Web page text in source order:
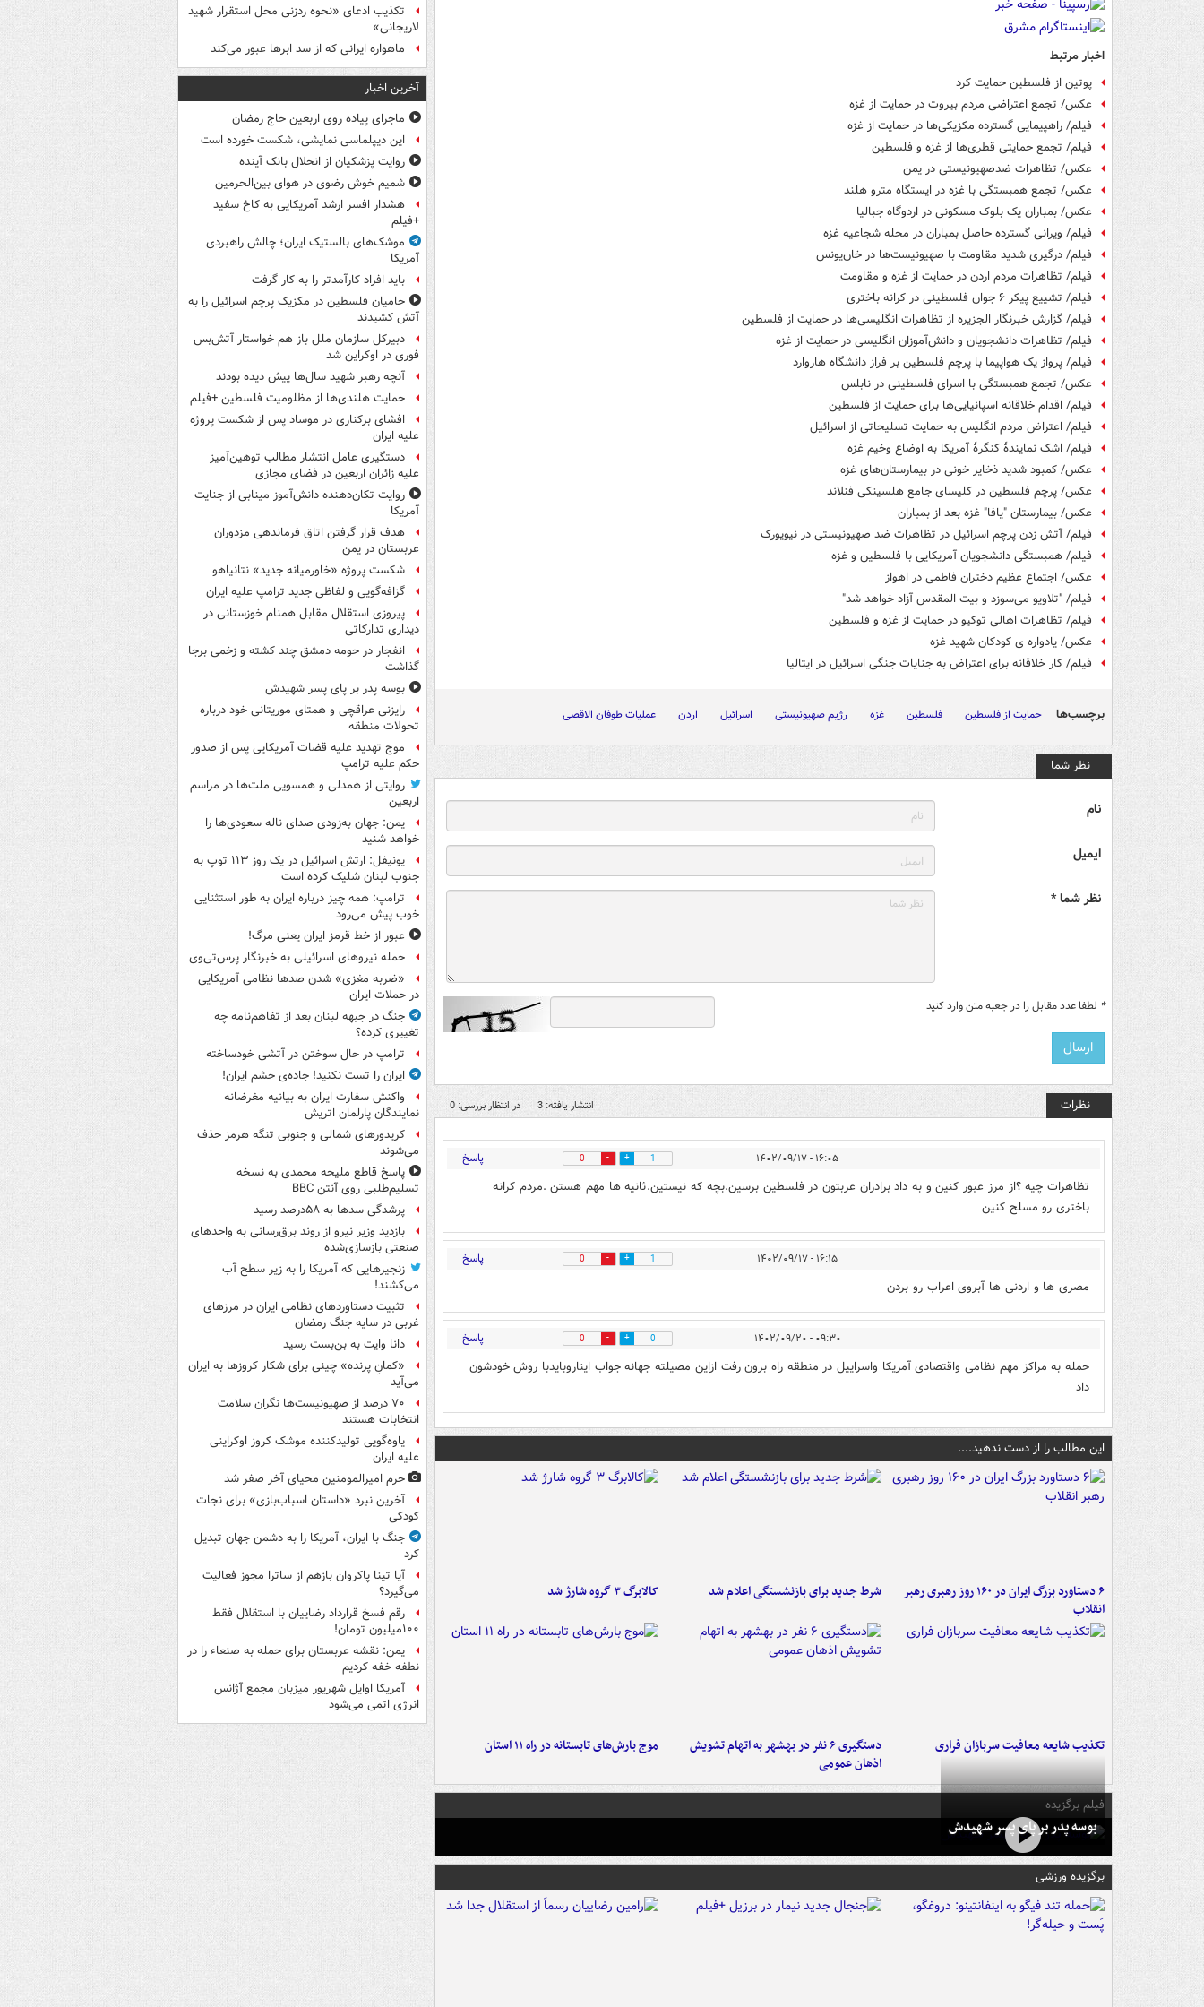
اخبار مرتبط
پوتین از فلسطین حمایت کرد
عکس/ تجمع اعتراضی مردم بیروت در حمایت از غزه
فیلم/ راهپیمایی گسترده مکزیکی‌ها در حمایت از غزه
فیلم/ تجمع حمایتی قطری‌ها از غزه و فلسطین
عکس/ تظاهرات ضدصهیونیستی در یمن
عکس/ تجمع همبستگی با غزه در ایستگاه مترو هلند
عکس/ بمباران یک بلوک مسکونی در اردوگاه جبالیا
فیلم/ ویرانی گسترده حاصل بمباران در محله شجاعیه غزه
فیلم/ درگیری شدید مقاومت با صهیونیست‌ها در خان‌یونس
فیلم/ تظاهرات مردم اردن در حمایت از غزه و مقاومت
فیلم/ تشییع پیکر ۶ جوان فلسطینی در کرانه باختری
فیلم/ گزارش خبرنگار الجزیره از تظاهرات انگلیسی‌ها در حمایت از فلسطین
فیلم/ تظاهرات دانشجویان و دانش‌آموزان انگلیسی در حمایت از غزه
فیلم/ پرواز یک هواپیما با پرچم فلسطین بر فراز دانشگاه هاروارد
عکس/ تجمع همبستگی با اسرای فلسطینی در نابلس
فیلم/ اقدام خلاقانه اسپانیایی‌ها برای حمایت از فلسطین
فیلم/ اعتراض مردم انگلیس به حمایت تسلیحاتی از اسرائیل
فیلم/ اشک نمایندۀ کنگرۀ آمریکا به اوضاع وخیم غزه
عکس/ کمبود شدید ذخایر خونی در بیمارستان‌های غزه
عکس/ پرچم فلسطین در کلیسای جامع هلسینکی فنلاند
عکس/ بیمارستان "یافا" غزه بعد از بمباران
فیلم/ آتش زدن پرچم اسرائیل در تظاهرات ضد صهیونیستی در نیویورک
فیلم/ همبستگی دانشجویان آمریکایی با فلسطین و غزه
عکس/ اجتماع عظیم دختران فاطمی در اهواز
فیلم/ "تلاویو می‌سوزد و بیت المقدس آزاد خواهد شد"
فیلم/ تظاهرات اهالی توکیو در حمایت از غزه و فلسطین
عکس/ یادواره ی کودکان شهید غزه
فیلم/ کار خلاقانه برای اعتراض به جنایات جنگی اسرائیل در ایتالیا
برچسب‌ها حمایت از فلسطین فلسطین غزه رژیم صهیونیستی اسرائیل اردن عملیات طوفان الاقصی
نظر شما
نام
ایمیل
نظر شما *
* لطفا عدد مقابل را در جعبه متن وارد کنید
نظرات انتشار یافته: 3 در انتظار بررسی: 0
۱۶:۰۵ - ۱۴۰۲/۰۹/۱۷ 1
0 پاسخ
تظاهرات چیه ؟از مرز عبور کنین و به داد برادران عربتون در فلسطین برسین.بچه که نیستین.ثانیه ها مهم هستن .مردم کرانه
باختری رو مسلح کنین
۱۶:۱۵ - ۱۴۰۲/۰۹/۱۷ 1
0 پاسخ
مصری ها و اردنی ها آبروی اعراب رو بردن
۰۹:۳۰ - ۱۴۰۲/۰۹/۲۰ 0
0 پاسخ
حمله به مراکز مهم نظامی واقتصادی آمریکا واسراییل در منطقه راه برون رفت ازاین مصیلته جهانه جواب ایناروبایدبا روش خودشون
داد
این مطالب را از دست ندهید....
۶ دستاورد بزرگ ایران در ۱۶۰ روز رهبری رهبر
انقلاب
شرط جدید برای بازنشستگی اعلام شد کالابرگ ۳ گروه شارژ شد
تکذیب شایعه معافیت سربازان فراری
دستگیری ۶ نفر در بهشهر به اتهام تشویش
اذهان عمومی
موج بارش‌های تابستانه در راه ۱۱ استان
فیلم برگزیده
بوسه‌ پدر بر پای پسر شهیدش
برگزیده ورزشی
تکذیب ادعای «نحوه ردزنی محل استقرار شهید
لاریجانی»
ماهواره ایرانی که از سد ابرها عبور می‌کند
آخرین اخبار
ماجرای پیاده روی اربعین حاج رمضان
این دیپلماسی نمایشی، شکست خورده است
روایت پزشکیان از انحلال بانک آینده
شمیم خوش رضوی در هوای بین‌الحرمین
هشدار افسر ارشد آمریکایی به کاخ سفید
+فیلم
موشک‌های بالستیک ایران؛ چالش راهبردی
آمریکا
باید افراد کارآمدتر را به کار گرفت
حامیان فلسطین در مکزیک پرچم اسرائیل را به
آتش کشیدند
دبیرکل سازمان ملل باز هم خواستار آتش‌بس
فوری در اوکراین شد
آنچه رهبر شهید سال‌ها پیش دیده بودند
حمایت هلندی‌ها از مظلومیت فلسطین +فیلم
افشای برکناری در موساد پس از شکست پروژه
علیه ایران
دستگیری عامل انتشار مطالب توهین‌آمیز
علیه زائران اربعین در فضای مجازی
روایت تکان‌دهنده دانش‌آموز مینابی از جنایت
آمریکا
هدف قرار گرفتن اتاق‌ فرماندهی مزدوران
عربستان در یمن
شکست پروژه «خاورمیانه جدید» نتانیاهو
گزافه‌گویی و لفاظی جدید ترامپ علیه ایران
پیروزی استقلال مقابل همنام خوزستانی در
دیداری تدارکاتی
انفجار در حومه دمشق چند کشته و زخمی برجا
گذاشت
بوسه‌ پدر بر پای پسر شهیدش
رایزنی عراقچی و همتای موریتانی خود درباره
تحولات منطقه
موج تهدید علیه قضات آمریکایی پس از صدور
حکم علیه ترامپ
روایتی از همدلی و همسویی ملت‌ها در مراسم
اربعین
یمن: جهان به‌زودی صدای ناله سعودی‌ها را
خواهد شنید
یونیفل: ارتش اسرائیل در یک روز ۱۱۳ توپ به
جنوب لبنان شلیک کرده است
ترامپ: همه چیز درباره ایران به طور استثنایی
خوب پیش می‌رود
عبور از خط قرمز ایران یعنی مرگ!
حمله نیروهای اسرائیلی به خبرنگار پرس‌تی‌وی
«ضربه مغزی» شدن صدها نظامی آمریکایی
در حملات ایران
جنگ در جبهه لبنان بعد از تفاهم‌نامه چه
تغییری کرده؟
ترامپ در حال سوختن در آتشی خودساخته
ایران را تست نکنید! جاده‌ی خشم ایران!
واکنش سفارت ایران به بیانیه مغرضانه
نمایندگان پارلمان اتریش
کریدورهای شمالی و جنوبی تنگه هرمز حذف
می‌شوند
پاسخ قاطع ملیحه محمدی به نسخه
تسلیم‌طلبی روی آنتن BBC
پرشدگی سدها به ۵۸درصد رسید
بازدید وزیر نیرو از روند برق‌رسانی به واحدهای
صنعتی بازسازی‌شده
زنجیرهایی که آمریکا را به زیر سطح آب
می‌کشند!
تثبیت دستاوردهای نظامی ایران در مرزهای
غربی در سایه جنگ رمضان
دانا وایت به بن‌بست رسید
«کمانِ پرنده» چینی برای شکار کروزها به ایران
می‌آید
۷۰ درصد از صهیونیست‌ها نگران سلامت
انتخابات هستند
یاوه‌گویی تولیدکننده موشک کروز اوکراینی
علیه ایران
حرم امیرالمومنین محیای آخر صفر شد
آخرین نبرد «داستان اسباب‌بازی» برای نجات
کودکی
جنگ با ایران، آمریکا را به دشمن جهان تبدیل
کرد
آیا تینا پاکروان بازهم از ساترا مجوز فعالیت
می‌گیرد؟
رقم فسخ قرارداد رضاییان با استقلال فقط
۱۰۰میلیون تومان!
یمن: نقشه عربستان برای حمله به صنعاء را در
نطفه خفه کردیم
آمریکا اوایل شهریور میزبان مجمع آژانس
انرژی اتمی می‌شود